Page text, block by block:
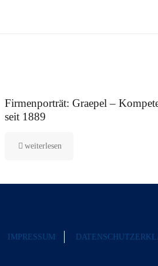
Firmenporträt: Graepel –
seit 1889
weiterlesen
IMPRESSUM